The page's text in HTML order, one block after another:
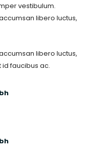
vestibulum.
libero luctus,
libero luctus,
id faucibus ac.